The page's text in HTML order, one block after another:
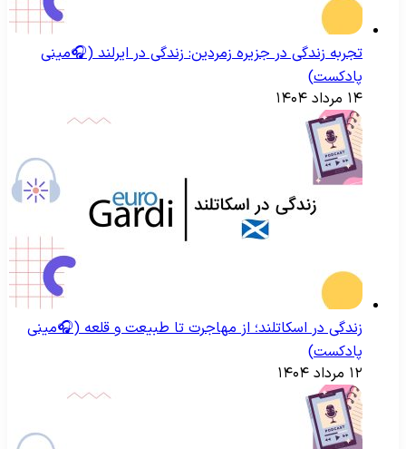
تجربه زندگی در جزیره زمردین: زندگی در ایرلند (🎧مینی
پادکست)
۱۴ مرداد ۱۴۰۴
زندگی در اسکاتلند؛ از مهاجرت تا طبیعت و قلعه (🎧مینی
پادکست)
۱۲ مرداد ۱۴۰۴